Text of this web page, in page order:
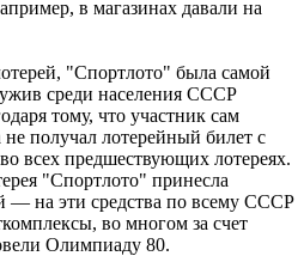
в магазинах давали на
"Спортлото" была самой
среди населения СССР
тому, что участник сам
получал лотерейный билет с
всех предшествующих лотереях.
"Спортлото" принесла
— на эти средства по всему СССР
во многом за счет
Олимпиаду 80.